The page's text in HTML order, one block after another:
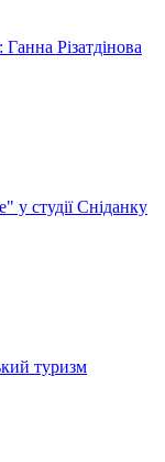
Різатдінова
у студії Сніданку
туризм